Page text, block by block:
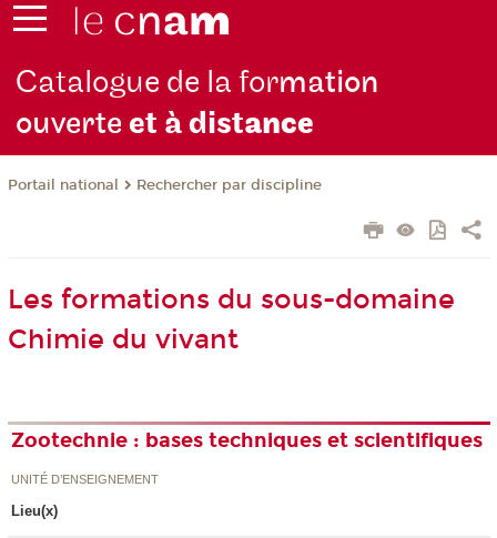
Catalogue de la formation
ouverteet à distance
Portail national Rechercher par discipline
Les formations du sous-domaine
Chimie du vivant
Zootechnie : bases techniques et scientifiques
UNITÉ D’ENSEIGNEMENT
Lieu(x)